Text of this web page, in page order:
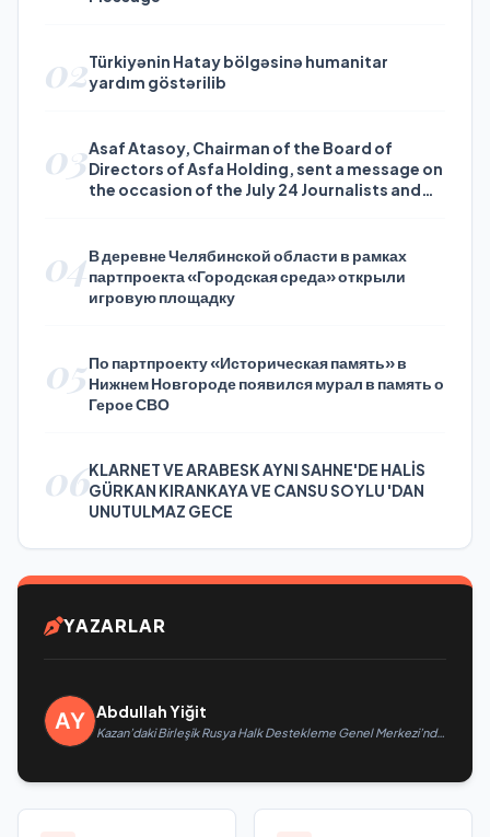
02Türkiyənin Hatay bölgəsinə humanitar
yardım göstərilib
03Asaf Atasoy, Chairman of the Board of
Directors of Asfa Holding, sent a message on
the occasion of the July 24 Journalists and
04В деревне Челябинской области в рамках
партпроекта «Городская среда» открыли
игровую площадку
05По партпроекту «Историческая память» в
Нижнем Новгороде появился мурал в память о
Герое СВО
06KLARNET VE ARABESK AYNI SAHNE'DE HALİS
GÜRKAN KIRANKAYA VE CANSU SOYLU 'DAN
UNUTULMAZ GECE
YAZARLAR
Abdullah Yiğit
Kazan’daki Birleşik Rusya Halk Destekleme Genel Merkezi’nde